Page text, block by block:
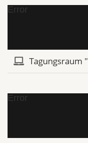
Error
Tagungsraum
Error